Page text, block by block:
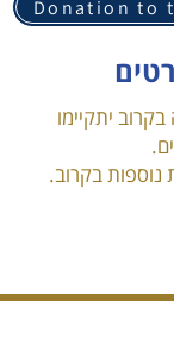
Donation to
יתקיימו
נוספות בקרוב.